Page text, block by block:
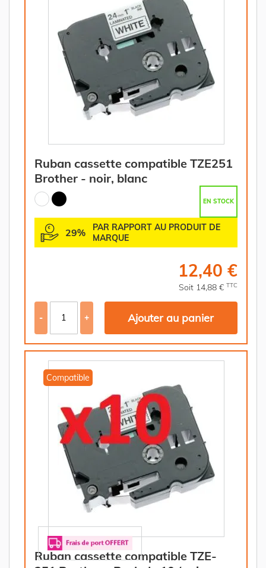
Ruban cassette compatible TZE251
Brother - noir, blanc
EN STOCK
29%
PAR RAPPORT AU PRODUIT DE
MARQUE
12,40 €
Soit 14,88 € TTC
- + Ajouter au panier
Compatible
Ruban cassette compatible TZE-